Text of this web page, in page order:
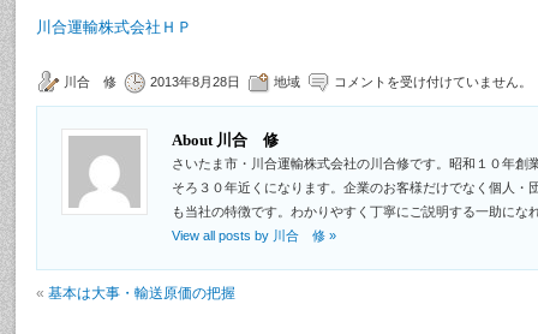
川合運輸株式会社ＨＰ
川合 修 2013年8月28日 地域 コメントを受け付けていません。
About 川合 修
さいたま市・川合運輸株式会社の川合修です。昭和１０年創
そろ３０年近くになります。企業のお客様だけでなく個人・
も当社の特徴です。わかりやすく丁寧にご説明する一助にな
View all posts by 川合 修 »
« 基本は大事・輸送原価の把握